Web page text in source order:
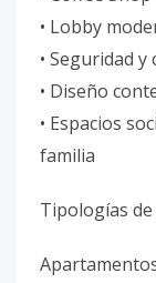
• Lobby
• Seguridad
• Diseño
• Espacios
familia
Tipologías